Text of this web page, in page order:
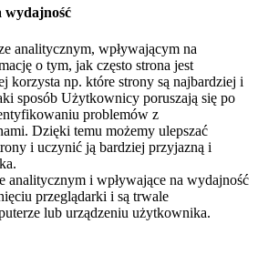
wydajność
analitycznym, wpływającym na
o tym, jak często strona jest
korzysta np. które strony są najbardziej i
sposób Użytkownicy poruszają się po
problemów z
Dzięki temu możemy ulepszać
i uczynić ją bardziej przyjazną i
analitycznym i wpływające na wydajność
przeglądarki i są trwale
lub urządzeniu użytkownika.